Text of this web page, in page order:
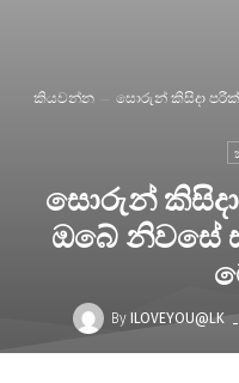
කියවන්න
සොරුන් කිසිදා
සොරුන්
ඔබේ නිවසේ
By ILOVEYOU@LK -